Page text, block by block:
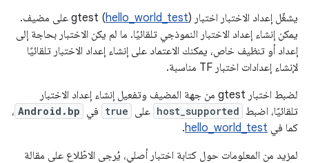
يشغّل إعداد الاختبار اختبار gtest ( hello_world_test
) على مضيف.
يمكن إنشاء إعداد الاختبار النموذجي تلقائيًا. ما لم يكن الاختبار بحاجة إلى
إعداد أو تنظيف خاص، يمكنك الاعتماد على إنشاء إعداد الاختبار تلقائيًا
لإنشاء إعدادات اختبار TF مناسبة.
لضبط اختبار gtest من جهة المضيف وتفعيل إنشاء إعداد الاختبار
تلقائيًا، اضبط host_supported على true في Android.bp ،
كما في hello_world_test
.
لمزيد من المعلومات حول كتابة اختبار أصلي، يُرجى الاطّلاع على مقالة